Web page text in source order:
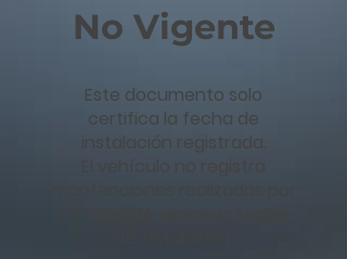
No Vigente
Este documento solo
certifica la fecha de
instalación registrada.
El vehículo no registra